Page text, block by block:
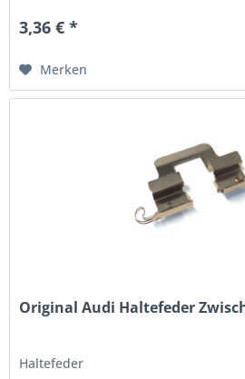
3,36 € *
Merken
Original Audi Haltefeder
Haltefeder